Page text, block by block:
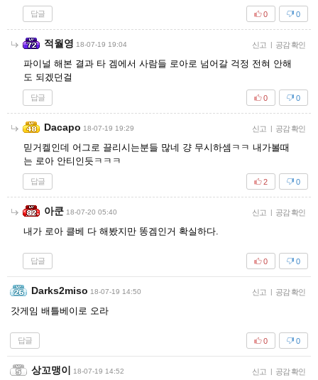
답글 0
0
적월영 18-07-19 19:04 신고 | 공감 확인
파이널 해본 결과 타 겜에서 사람들 로아로 넘어갈 걱정 전혀 안해
도 되겠던걸
답글 0
0
Dacapo 18-07-19 19:29 신고 | 공감 확인
믿거켈인데 어그로 끌리시는분들 많네 걍 무시하셈ㅋㅋ 내가볼때
는 로아 안티인듯ㅋㅋㅋ
답글 0
2
아쿤 18-07-20 05:40 신고 | 공감 확인
내가 로아 클베 다 해봤지만 똥겜인거 확실하다.
답글 0
0
Darks2miso 18-07-19 14:50 신고 | 공감 확인
갓게임 배틀베이로 오라
답글 0
0
상꼬맹이 18-07-19 14:52 신고 | 공감 확인